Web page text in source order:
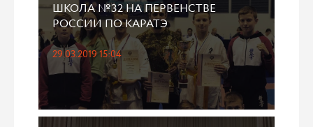
ШКОЛА №32 НА ПЕРВЕНСТВЕ
РОССИИ ПО КАРАТЭ
29.03.2019 15:04